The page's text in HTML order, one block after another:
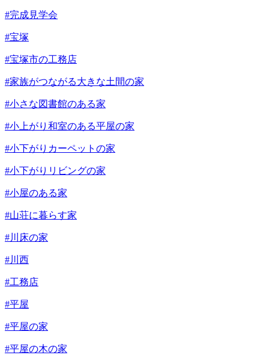
#完成見学会
#宝塚
#宝塚市の工務店
#家族がつながる大きな土間の家
#小さな図書館のある家
#小上がり和室のある平屋の家
#小下がりカーペットの家
#小下がりリビングの家
#小屋のある家
#山荘に暮らす家
#川床の家
#川西
#工務店
#平屋
#平屋の家
#平屋の木の家